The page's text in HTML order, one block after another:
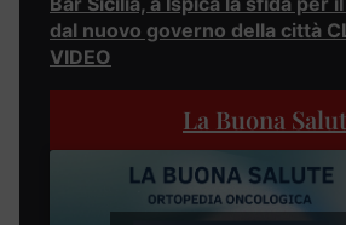
dal nuovo governo della città
VIDEO
La Buona